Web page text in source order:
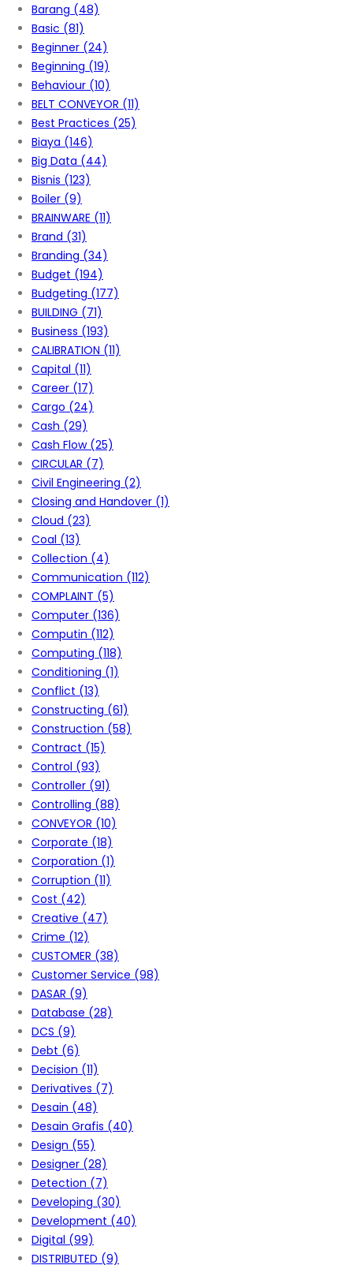
Barang (48)
Basic (81)
Beginner (24)
Beginning (19)
Behaviour (10)
BELT CONVEYOR (11)
Best Practices (25)
Biaya (146)
Big Data (44)
Bisnis (123)
Boiler (9)
BRAINWARE (11)
Brand (31)
Branding (34)
Budget (194)
Budgeting (177)
BUILDING (71)
Business (193)
CALIBRATION (11)
Capital (11)
Career (17)
Cargo (24)
Cash (29)
Cash Flow(25)
CIRCULAR (7)
Civil Engineering (2)
Closing and Handover (1)
Cloud (23)
Coal (13)
Collection (4)
Communication (112)
COMPLAINT (5)
Computer (136)
Computin (112)
Computing (118)
Conditioning (1)
Conflict (13)
Constructing (61)
Construction (58)
Contract (15)
Control (93)
Controller (91)
Controlling (88)
CONVEYOR (10)
Corporate (18)
Corporation (1)
Corruption (11)
Cost (42)
Creative (47)
Crime (12)
CUSTOMER (38)
Customer Service (98)
DASAR (9)
Database (28)
DCS (9)
Debt (6)
Decision (11)
Derivatives (7)
Desain (48)
Desain Grafis (40)
Design (55)
Designer (28)
Detection (7)
Developing (30)
Development (40)
Digital (99)
DISTRIBUTED (9)